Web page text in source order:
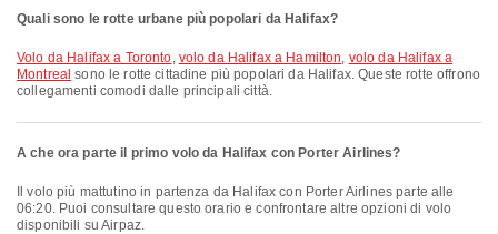
Quali sono le rotte urbane più popolari da Halifax?
volo da Halifax a Toronto, volo da Halifax a Hamilton, volo da Halifax a
Montreal sono le rotte cittadine più popolari da Halifax. Queste rotte offrono
collegamenti comodi dalle principali città.
A che ora parte il primo volo da Halifax con Porter Airlines?
06:20. Puoi consultare questo orario e confrontare altre opzioni di volo
disponibili su Airpaz.